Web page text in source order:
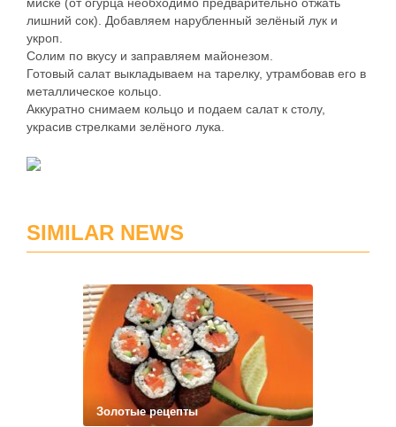
лишний сок). Добавляем нарубленный зелёный лук и
укроп.
Солим по вкусу и заправляем майонезом.
Готовый салат выкладываем на тарелку, утрамбовав его в
металлическое кольцо.
Аккуратно снимаем кольцо и подаем салат к столу,
украсив стрелками зелёного лука.
SIMILAR NEWS
Золотые рецепты